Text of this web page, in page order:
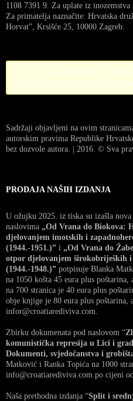
1108 7391 9. Za uplate iz
Za primatelja naznačite: Hrvatska
Horvat”, Krsišće 25, 10000 Zagreb.
Sadržaji objavljeni na ovim
autorskim pravima Republike
bez dozvole autora. | 2016. © Sva
PRODAJA NAŠIH IZDANJA
U ožujku 2025. iz tiska su izašla
naslovima „Od Vrana do Biokova:
djelovanjem imotskih i
(1944.-1951.)” i „Od Vrana do
otpor djelovanjem širokobrijeških
(1944.-1948.)” potpisuje Blanka
na 1050 košta 45 eura plus
na 700 stranica je 40 eura plus
obje knjige je 80 eura plus
infor@croatiarediviva.com.
Zbirku dokumenata pod naslovom “
komunistička represija u Lici i
Dokumenti, svjedočanstva i
Matković i Ranka Topića na 1000
info@croatiarediviva.com po cijeni
Naša prethodna izdanja “Split i